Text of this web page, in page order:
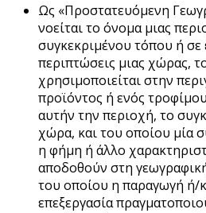
Ως «Προστατευόμενη
νοείται το όνομα μιας
συγκεκριμένου τόπου ή σε
περιπτώσεις μιας χώρας,
χρησιμοποιείται στην
προϊόντος ή ενός
αυτήν την περιοχή, το
χώρα, και του οποίου μία
η φήμη ή άλλο
αποδοθούν στη
του οποίου η παραγωγή ή/
επεξεργασία